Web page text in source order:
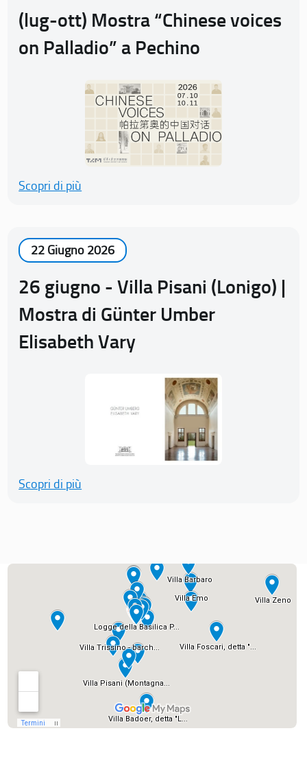
(lug-ott) Mostra “Chinese voices
on Palladio” a Pechino
Scopri di più
22 Giugno 2026
26 giugno - Villa Pisani (Lonigo) |
Mostra di Günter Umber
Elisabeth Vary
Scopri di più